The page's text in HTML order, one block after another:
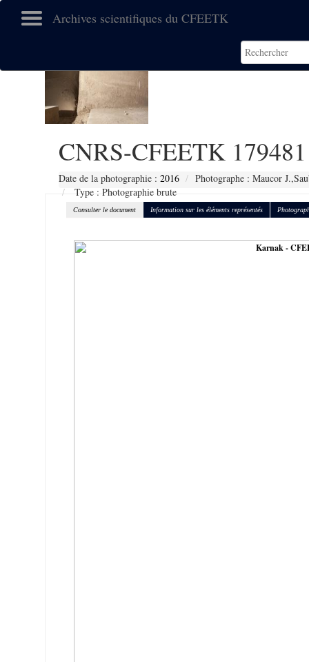
Archives scientifiques du CFEETK
CNRS-CFEETK 179481
Date de la photographie : 2016
Photographe : Maucor
Type : Photographie brute
Consulter le document Information sur les éléments représentés